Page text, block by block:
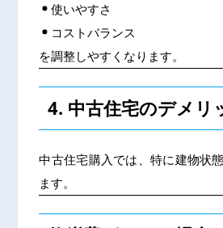
使いやすさ
コストバランス
を調整しやすくなります。
4. 中古住宅のデメリ
中古住宅購入では、特に建物状
ます。